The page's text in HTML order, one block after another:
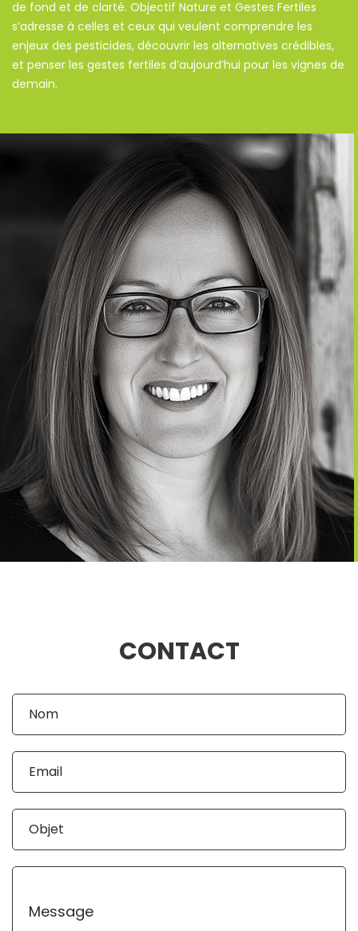
de fond et de clarté. Objectif Nature et Gestes Fertiles
s’adresse à celles et ceux qui veulent comprendre les
enjeux des pesticides, découvrir les alternatives crédibles,
et penser les gestes fertiles d’aujourd’hui pour les vignes de
demain.
CONTACT